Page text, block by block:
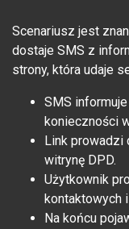
Scenariusz jest
dostaje SMS z
strony, która udaje
SMS
konieczności
Link prowadzi
witrynę DPD.
Użytkownik
kontaktowych
Na końcu